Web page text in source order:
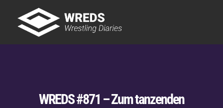
content
WREDS #871 – Zum tanzenden